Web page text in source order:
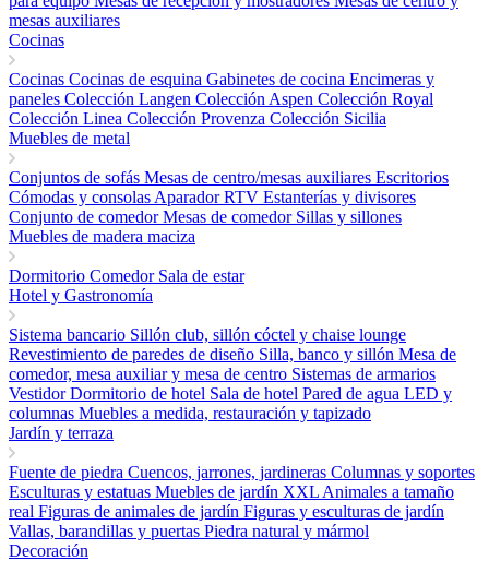
mesas auxiliares
Cocinas
Cocinas Cocinas de esquina Gabinetes de cocina Encimeras y
paneles Colección Langen Colección Aspen Colección Royal
Colección Linea Colección Provenza Colección Sicilia
Muebles de metal
Conjuntos de sofás Mesas de centro/mesas auxiliares Escritorios
Cómodas y consolas Aparador RTV Estanterías y divisores
Conjunto de comedorMesas de comedor Sillas y sillones
Muebles de madera maciza
Dormitorio Comedor Sala de estar
Hotel y Gastronomía
Sistema bancario Sillón club, sillón cóctel y chaise lounge
Revestimiento de paredes de diseño Silla, banco y sillón Mesa de
comedor, mesa auxiliar y mesa de centro Sistemas de armarios
VestidorDormitorio de hotel Sala de hotel Pared de agua LED y
columnas Muebles a medida, restauración y tapizado
Jardín y terraza
Fuente de piedra Cuencos, jarrones, jardineras Columnas y soportes
Esculturas y estatuas Muebles de jardín XXL Animales a tamaño
real Figuras de animales de jardín Figuras y esculturas de jardín
Vallas, barandillas y puertas Piedra natural y mármol
Decoración